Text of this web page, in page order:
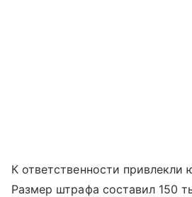
К ответственности привлекли
Размер штрафа составил 150